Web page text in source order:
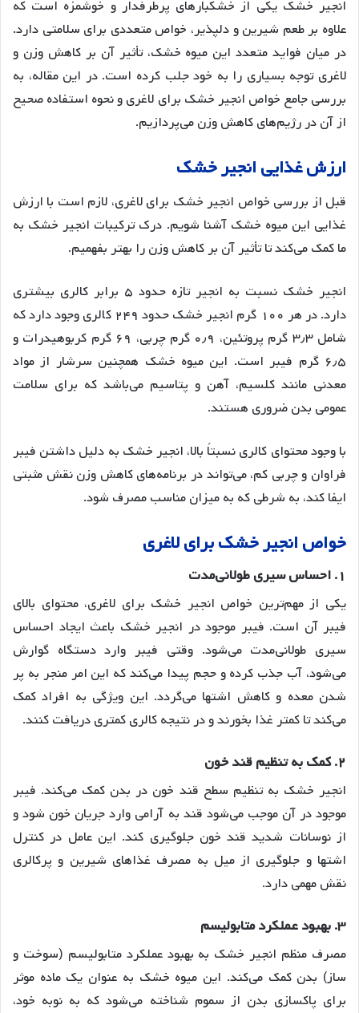
انجیر خشک یکی از خشکبارهای پرطرفدار و خوشمزه است که
علاوه بر طعم شیرین و دلپذیر، خواص متعددی برای سلامتی دارد.
در میان فواید متعدد این میوه خشک، تأثیر آن بر کاهش وزن و
لاغری توجه بسیاری را به خود جلب کرده است. در این مقاله، به
بررسی جامع خواص انجیر خشک برای لاغری و نحوه استفاده صحیح
از آن در رژیم‌های کاهش وزن می‌پردازیم.
ارزشغذایی انجیرخشک
قبل از بررسی خواص انجیر خشک برای لاغری، لازم است با ارزش
غذایی این میوه خشک آشنا شویم. درک ترکیبات انجیر خشک به
ما کمک می‌کند تا تأثیر آن بر کاهش وزن را بهتر بفهمیم.
انجیر خشک نسبت به انجیر تازه حدود ۵ برابر کالری بیشتری
دارد. در هر ۱۰۰ گرم انجیر خشک حدود ۲۴۹ کالری وجود دارد که
شامل ۳٫۳ گرم پروتئین، ۰٫۹ گرم چربی، ۶۹ گرم کربوهیدرات و
۶٫۵ گرم فیبر است
. این میوه خشک همچنین سرشار از مواد
معدنی مانند کلسیم، آهن و پتاسیم می‌باشد که برای سلامت
عمومی بدن ضروری هستند.
با وجود محتوای کالری نسبتاً بالا، انجیر خشک به دلیل داشتن فیبر
فراوان و چربی کم، می‌تواند در برنامه‌های کاهش وزن نقش مثبتی
ایفا کند، به شرطی که به میزان مناسب مصرف شود.
خواص انجیرخشکبرایلاغری
۱.احساسسیریطولانیمدت
یکی از مهم‌ترین خواص انجیر خشک برای لاغری، محتوای بالای
فیبر آن است. فیبر موجود در انجیر خشک باعث ایجاد احساس
سیری طولانی‌مدت می‌شود. وقتی فیبر وارد دستگاه گوارش
می‌شود، آب جذب کرده و حجم پیدا می‌کند که این امر منجر به پر
شدن معده و کاهش اشتها می‌گردد. این ویژگی به افراد کمک
می‌کند تا کمتر غذا بخورند و در نتیجه کالری کمتری دریافت کنند.
۲.کمکبهتنظیمقندخون
انجیر خشک به تنظیم سطح قند خون در بدن کمک می‌کند. فیبر
موجود در آن موجب می‌شود قند به آرامی وارد جریان خون شود و
از نوسانات شدید قند خون جلوگیری کند. این عامل در کنترل
اشتها و جلوگیری از میل به مصرف غذاهای شیرین و پرکالری
نقش مهمی دارد.
۳.بهبودعملکردمتابولیسم
مصرف منظم انجیر خشک به بهبود عملکرد متابولیسم (سوخت و
ساز) بدن کمک می‌کند. این میوه خشک به عنوان یک ماده موثر
برای پاکسازی بدن از سموم شناخته می‌شود که به نوبه خود،